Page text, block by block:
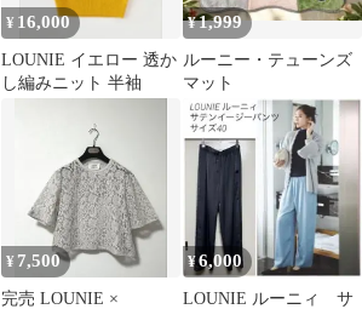
¥ 16,000
LOUNIE イエロー 透か
し編みニット 半袖
¥1,999
ルーニー・テューンズ
マット
¥ 7,500
完売 LOUNIE ×
¥6,000
LOUNIE ルーニィ サ